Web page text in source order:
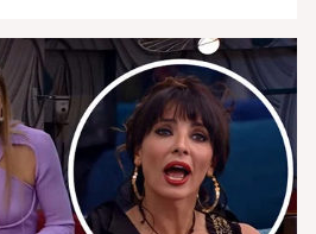
o nolenti protagonista
la Casa, ha portato in
finora non [']